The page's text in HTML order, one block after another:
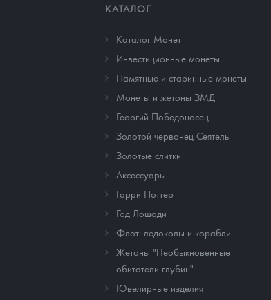
КАТАЛОГ
Каталог Монет
Инвестиционные монеты
Памятные и старинные монеты
Монеты и жетоны ЗМД
Георгий Победоносец
Золотой червонец Сеятель
Золотые слитки
Аксессуары
Гарри Поттер
Год Лошади
Флот: ледоколы и корабли
Жетоны "Необыкновенные
обитатели глубин"
Ювелирные изделия